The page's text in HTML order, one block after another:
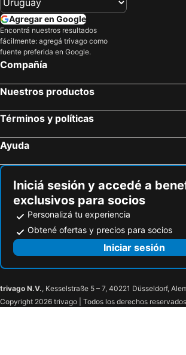
Hoteles en Lanzarote
Hoteles en Curazao
Agregar en Google
Encontrá nuestros resultados
fácilmente: agregá trivago como
fuente preferida en Google.
Compañía
Nuestros productos
Términos y políticas
Ayuda
Iniciá sesión y accedé a
exclusivos para socios
Personalizá tu experiencia
Obtené ofertas y precios para socios
Iniciar sesión
trivago N.V., Kesselstraße 5 – 7, 40221 Düsseldorf,
Copyright 2026 trivago | Todos los derechos reservados